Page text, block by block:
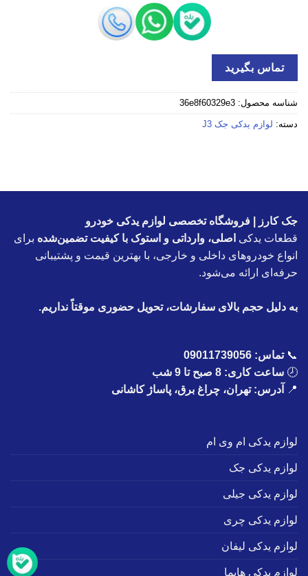
تماس بگیرید
شناسه محصول: 36e8f60329e3
دسته: لوازم یدکی جک J3
جک کارز | فروشگاه تخصصی لوازم یدکی خودرو
قطعات یدکی اصلی، وارداتی و استوک با کیفیت تضمین‌شده برای
انواع خودروهای داخلی و خارجی، با بهترین قیمت و پشتیبانی
حرفه‌ای ارائه می‌شود.
به دلیل حجم بالای سفارشات، تحویل حضوری موقتاً نداریم.
📞تماس: 09011739056
🕗 ساعت کاری: 8 صبح تا 9 شب
📍
آدرس: تهران، چراغ برق، پاساژ کاشانی
لوازم یدکی ام وی ام
لوازم یدکی جک
لوازم یدکی جیلی
لوازم یدکی چری
لوازم یدکی لیفان
لوازم یدکی هایما